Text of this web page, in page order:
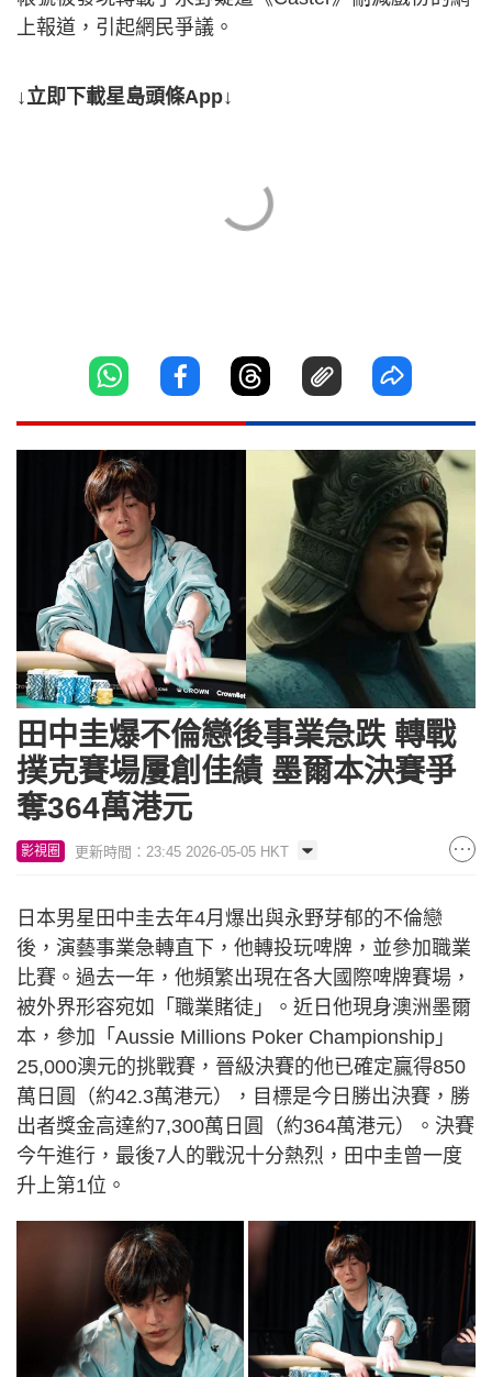
上報道，引起網民爭議。
↓立即下載星島頭條App↓
田中圭爆不倫戀後事業急跌 轉戰
撲克賽場屢創佳績 墨爾本決賽爭
奪364萬港元
影視圈 更新時間：23:45 2026-05-05 HKT
日本男星田中圭去年4月爆出與永野芽郁的不倫戀
後，演藝事業急轉直下，他轉投玩啤牌，並參加職業
比賽。過去一年，他頻繁出現在各大國際啤牌賽場，
被外界形容宛如「職業賭徒」。近日他現身澳洲墨爾
本，參加「Aussie Millions Poker Championship」
25,000澳元的挑戰賽，晉級決賽的他已確定贏得850
萬日圓（約42.3萬港元），目標是今日勝出決賽，勝
出者獎金高達約7,300萬日圓（約364萬港元）。決賽
今午進行，最後7人的戰況十分熱烈，田中圭曾一度
升上第1位。